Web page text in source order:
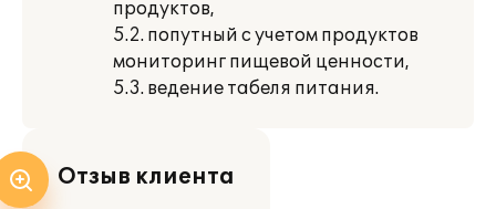
продуктов,
5.2. попутный с учетом продуктов
мониторинг пищевой ценности,
5.3. ведение табеля питания.
Отзыв клиента